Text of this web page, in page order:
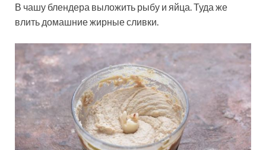
В чашу блендера выложить рыбу и яйца. Туда же
влить домашние жирные сливки.